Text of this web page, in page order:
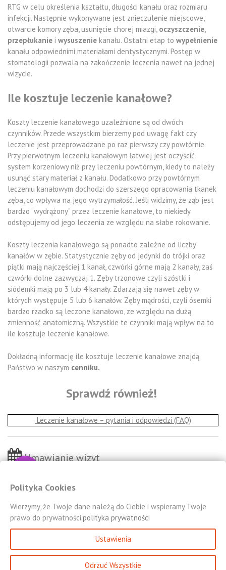
RTG w celu określenia kształtu, długości kanału oraz rozmiaru
infekcji. Następnie wykonywane jest znieczulenie miejscowe,
otwarcie komory zęba, usunięcie chorej miazgi, oczyszczenie,
przepłukanie i wysuszenie kanału. Ostatni etap to wypełnienie
kanału odpowiednimi materiałami dentystycznymi. Postęp w
stomatologii pozwala na zakończenie leczenia nawet na jednej
wizycie.
Ile kosztuje leczenie kanałowe?
Koszty leczenie kanałowego uzależnione są od dwóch
czynników. Przede wszystkim bierzemy pod uwagę fakt czy
leczenie jest przeprowadzane po raz pierwszy czy powtórnie.
Przy pierwotnym leczeniu kanałowym łatwiej jest oczyścić
system korzeniowy niż przy leczeniu powtórnym, kiedy to należy
usunąć stary materiał z kanału. Dodatkowo przy powtórnym
leczeniu kanałowym dochodzi do szerszego opracowania tkanek
zęba, co wpływa na jego wytrzymałość. Jeśli widzimy, że ząb jest
bardzo “wydrążony” przez leczenie kanałowe, to niekiedy
odstępujemy od jego leczenia ze względu na słabe rokowanie.
Koszty leczenia kanałowego są ponadto zależne od liczby
kanałów w zębie. Statystycznie zęby od jedynki do trójki oraz
piątki mają najczęściej 1 kanał, czwórki górne mają 2 kanały, zaś
czwórki dolne zazwyczaj 1. Zęby trzonowe czyli szóstki i
siódemki mają po 3 lub 4 kanały. Zdarzają się nawet zęby w
których występuje 5 lub 6 kanałów. Zęby mądrości, czyli ósemki
bardzo rzadko są leczone kanałowo, ze względu na dużą
zmienność anatomiczną. Wszystkie te czynniki mają wpływ na to
ile kosztuje leczenie kanałowe.
Dokładną informację ile kosztuje leczenie kanałowe znajdą
Państwo w naszym cenniku.
Sprawdź również!
Leczenie kanałowe – pytania i odpowiedzi (FAQ)
Umawianie wizyt
Kontakt
Galeria
Polityka Cookies
Wierzymy, że Twoje dane należą do Ciebie i wspieramy Twoje
prawo do prywatności.polityka prywatności
Ustawienia
Odrzuć Wszystkie